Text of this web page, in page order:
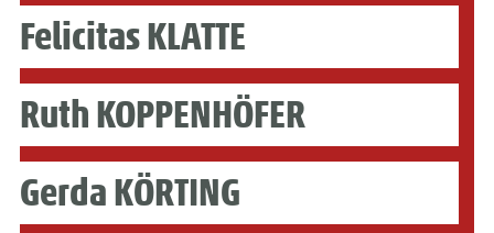
Felicitas KLATTE
Ruth KOPPENHÖFER
Gerda KÖRTING